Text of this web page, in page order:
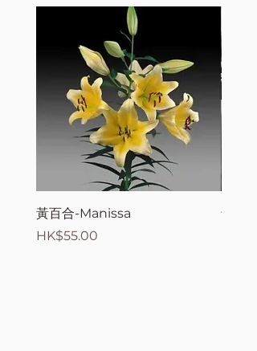
黃百合-Manissa
價格
HK$55.00
母親